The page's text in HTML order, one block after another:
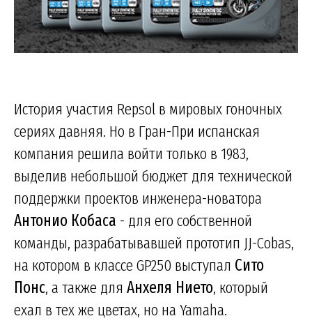
История участия Repsol в мировых гоночных
сериях давняя. Но в Гран-При испанская
компания решила войти только в 1983,
выделив небольшой бюджет для технической
поддержки проектов инженера-новатора
Антонио Кобаса - для его собственной
команды, разрабатывавшей прототип JJ-Cobas,
на котором в классе GP250 выступал Сито
Понс, а также для Анхеля Нието, который
ехал в тех же цветах, но на Yamaha.